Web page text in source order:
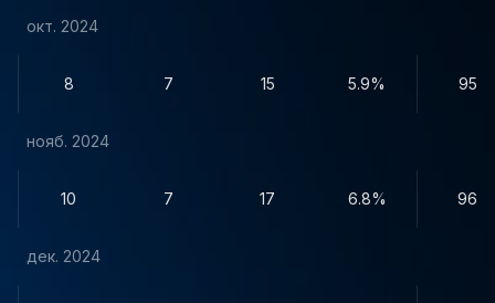
окт. 2024
8 7 15 5.9% 95
нояб. 2024
10 7 17 6.8% 96
дек. 2024